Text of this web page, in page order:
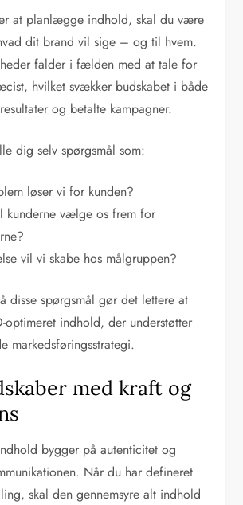
at planlægge indhold, skal du være
dit brand vil sige – og til hvem.
falder i fælden med at tale for
hvilket svækker budskabet i både
og betalte kampagner.
dig selv spørgsmål som:
løser vi for kunden?
kunderne vælge os frem for
vil vi skabe hos målgruppen?
disse spørgsmål gør det lettere at
optimeret indhold, der understøtter
markedsføringsstrategi.
med kraft og
bygger på autenticitet og
Når du har defineret
skal den gennemsyre alt indhold